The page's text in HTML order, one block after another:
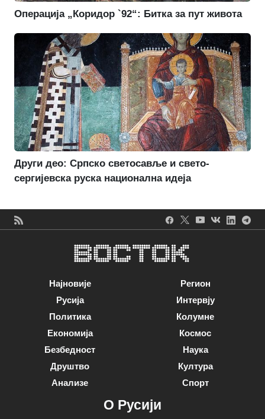
Операција „Коридор `92“: Битка за пут живота
Други део: Српско светосавље и свето-
сергијевска руска национална идеја
Најновије
Русија
Политика
Економија
Безбедност
Друштво
Анализе
Регион
Интервју
Колумне
Космос
Наука
Култура
Спорт
О Русији